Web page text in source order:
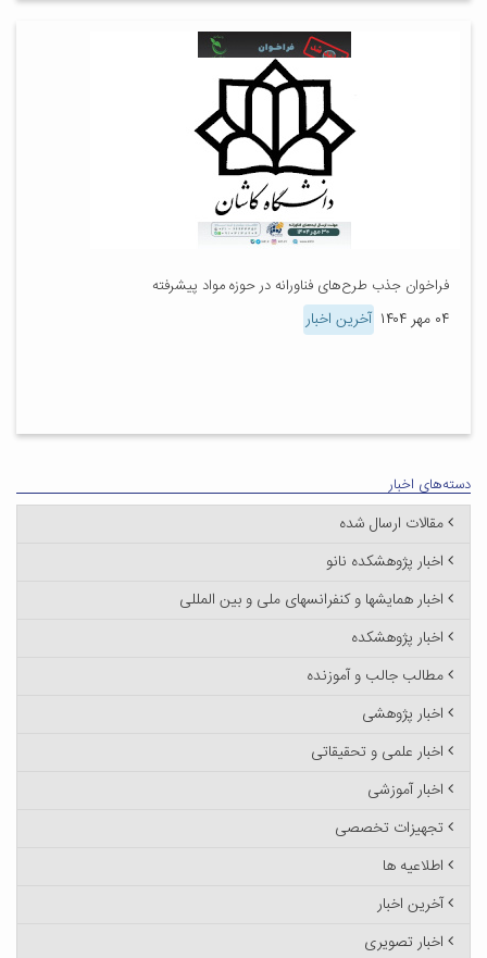
فراخوان جذب طرح‌های فناورانه در حوزه مواد پیشرفته
۰۴ مهر ۱۴۰۴ آخرین اخبار
دسته‌های اخبار
مقالات ارسال شده
اخبار پژوهشکده نانو
اخبار همایشها و کنفرانسهای ملی و بین المللی
اخبار پژوهشکده
مطالب جالب و آموزنده
اخبار پژوهشی
اخبار علمی و تحقیقاتی
اخبار آموزشی
تجهیزات تخصصی
اطلاعیه ها
آخرین اخبار
اخبار تصویری